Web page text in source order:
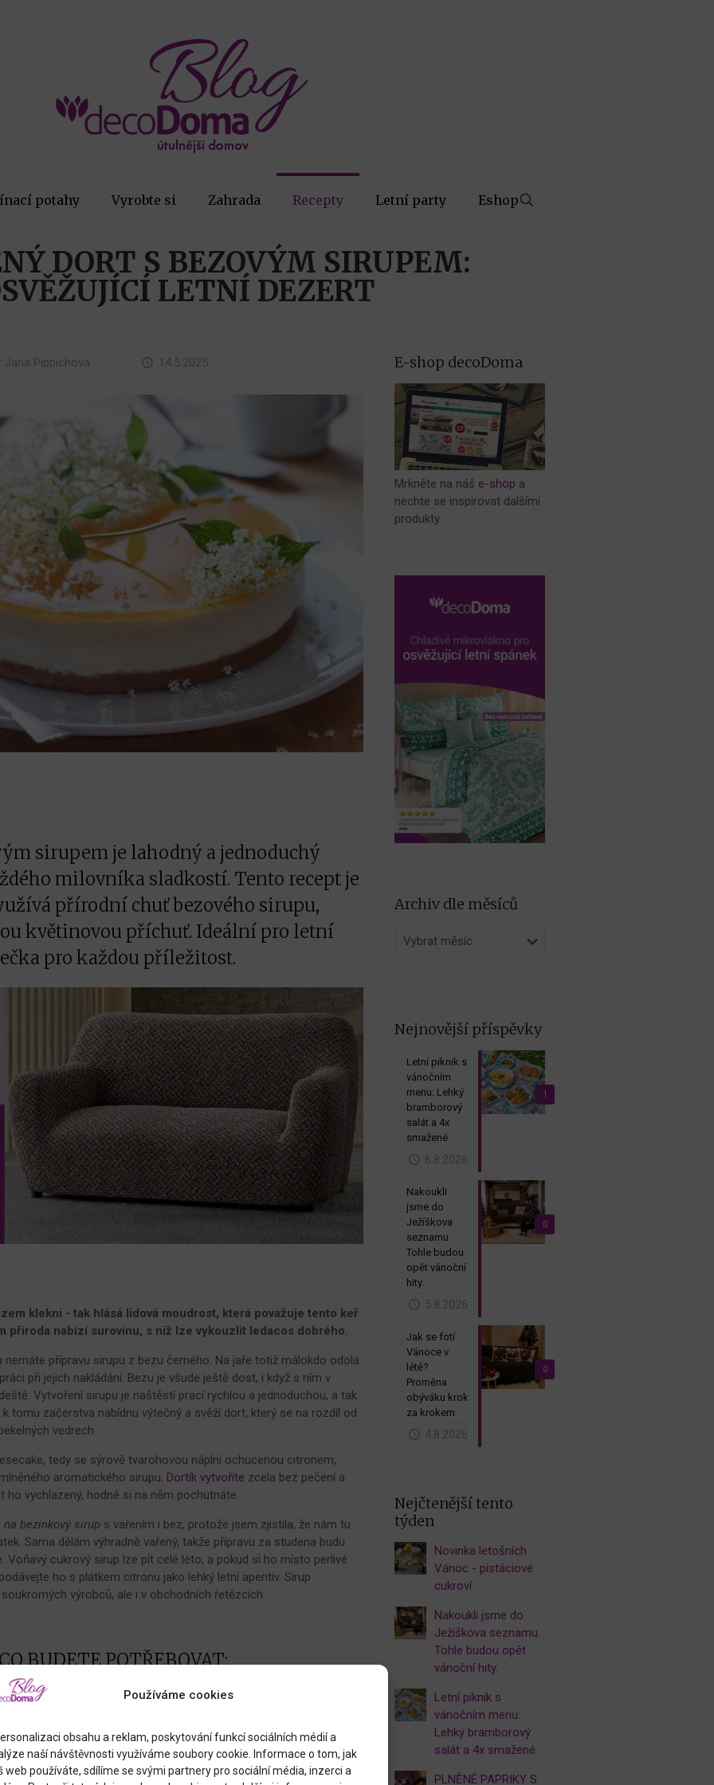
Používáme cookies
obsahu a reklam, poskytování funkcí sociálních médií a
naší návštěvnosti využíváme soubory cookie. Informace o tom, jak
web používáte, sdílíme se svými partnery pro sociální média, inzerci a
potahy Vyrobte si Zahrada Recepty Letní party Eshop
DORT S BEZOVÝM SIRUPEM:
LETNÍ DEZERT
Jana Pippichova 14.5.2025
sirupem je lahodný a jednoduchý
milovníka sladkostí. Tento recept je
přírodní chuť bezového sirupu,
květinovou příchuť. Ideální pro letní
pro každou příležitost.
klekni - tak hlásá lidová moudrost, která považuje tento keř
příroda nabízí surovinu, s níž lze vykouzlit ledacos dobrého.
přípravu sirupu z bezu černého. Na jaře totiž málokdo odolá
při jejich nakládání. Bezu je všude ještě dost, i když s ním v
Vytvoření sirupu je naštěstí prací rychlou a jednoduchou, a tak
tomu začerstva nabídnu výtečný a svěží dort, který se na rozdíl od
vedrech.
tedy se sýrově tvarohovou náplní ochucenou citronem,
aromatického sirupu. Dortík vytvoříte zcela bez pečení a
vychlazený, hodně si na něm pochutnáte.
na bezinkový sirup s vařením i bez, protože jsem zjistila, že nám tu
Sama dělám výhradně vařený, takže přípravu za studena budu
Voňavý cukrový sirup lze pít celé léto, a pokud si ho místo perlivé
ho s plátkem citronu jako lehký letní aperitiv. Sirup
výrobců, ale i v obchodních řetězcích.
BUDETE POTŘEBOVAT:
50 minut + chlazení *Získáte:dort o průměru 24 cm
300 g karamelových sušenek Lotus
120 g másla, změklého
E-shop decoDoma
Mrkněte na náš e-shop a
nechte se inspirovat dalšími
produkty.
Archiv dle měsíců
Archiv
Nejnovější příspěvky
1
Letní piknik s
vánočním
menu: Lehký
bramborový
salát a 4x
smažené
6.8.2026
0
Nakoukli
jsme do
Ježíškova
seznamu.
Tohle budou
opět vánoční
hity.
5.8.2026
0
Jak se fotí
Vánoce v
létě?
Proměna
obýváku krok
za krokem
4.8.2026
Nejčtenější tento
týden
Novinka letošních
Vánoc - pistáciové
cukroví
Nakoukli jsme do
Ježíškova seznamu.
Tohle budou opět
vánoční hity.
Letní piknik s
vánočním menu:
Lehký bramborový
salát a 4x smažené
PLNĚNÉ PAPRIKY S